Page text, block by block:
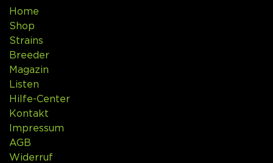
Home
Shop
Strains
Breeder
Magazin
Listen
Hilfe-Center
Kontakt
Impressum
AGB
Widerruf